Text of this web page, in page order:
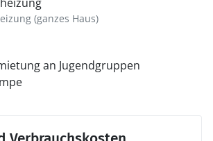
(ganzes Haus)
an Jugendgruppen